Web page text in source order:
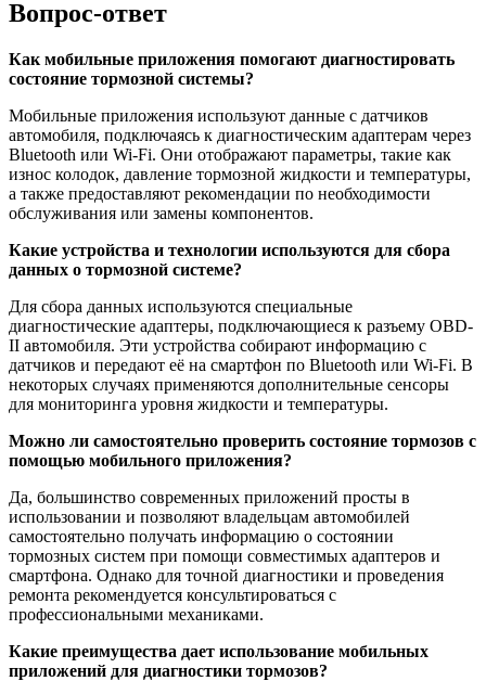
Вопрос-ответ
Как мобильные приложения помогают диагностировать
состояние тормозной системы?
Мобильные приложения используют данные с датчиков
автомобиля, подключаясь к диагностическим адаптерам через
Bluetooth или Wi-Fi. Они отображают параметры, такие как
износ колодок, давление тормозной жидкости и температуры,
а также предоставляют рекомендации по необходимости
обслуживания или замены компонентов.
Какие устройства и технологии используются для сбора
данных о тормозной системе?
Для сбора данных используются специальные
диагностические адаптеры, подключающиеся к разъему OBD-
II автомобиля. Эти устройства собирают информацию с
датчиков и передают её на смартфон по Bluetooth или Wi-Fi. В
некоторых случаях применяются дополнительные сенсоры
для мониторинга уровня жидкости и температуры.
Можно ли самостоятельно проверить состояние тормозов с
помощью мобильного приложения?
Да, большинство современных приложений просты в
использовании и позволяют владельцам автомобилей
самостоятельно получать информацию о состоянии
тормозных систем при помощи совместимых адаптеров и
смартфона. Однако для точной диагностики и проведения
ремонта рекомендуется консультироваться с
профессиональными механиками.
Какие преимущества дает использование мобильных
приложений для диагностики тормозов?